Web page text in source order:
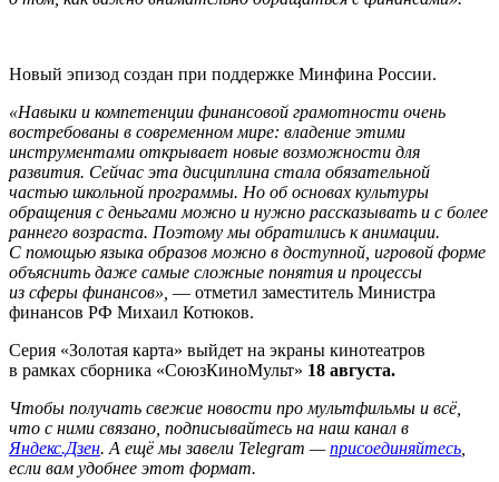
Новый эпизод создан при поддержке Минфина России.
«Навыки и компетенции финансовой грамотности очень
востребованы в современном мире: владение этими
инструментами открывает новые возможности для
развития. Сейчас эта дисциплина стала обязательной
частью школьной программы. Но об основах культуры
обращения с деньгами можно и нужно рассказывать и с более
раннего возраста. Поэтому мы обратились к анимации.
С помощью языка образов можно в доступной, игровой форме
объяснить даже самые сложные понятия и процессы
из сферы финансов» — отметил заместитель Министра
финансов РФ Михаил Котюков.
Серия «Золотая карта» выйдет на экраны кинотеатров
в рамках сборника «СоюзКиноМульт» 18 августа.
Чтобы получать свежие новости про мультфильмы и всё,
что с ними связано, подписывайтесь на наш канал в
Яндекс.Дзен. А ещё мы завели Telegram — присоединяйтесь
если вам удобнее этот формат.